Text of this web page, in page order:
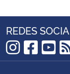
REDES